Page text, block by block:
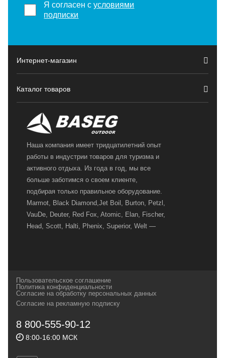
Я согласен сусловиями
подписки
Интернет-магазин
Каталог товаров
Наша компания имеет тридцатилетний опыт
работы в индустрии товаров для туризма и
активного отдыха. Из года в год, мы все
больше заботимся о своем клиенте,
подбирая только правильное оборудование.
Marmot, Black Diamond,Jet Boil, Burton, Petzl,
VauDe, Deuter, Red Fox, Atomic, Elan, Fischer,
Head, Scott, Halti, Phenix, Superior, Welt —
и взыскательных путешественников,
спортсменов и отдыхающих.
Геннадьевич
ИНН 590300057023 ОГРН 304590319000121
Пользовательское соглашение
Политика конфиденциальности
Согласие на обработку персональных данных
Согласие на рекламную подписку
8 800-555-90-12
8:00-16:00 МСК